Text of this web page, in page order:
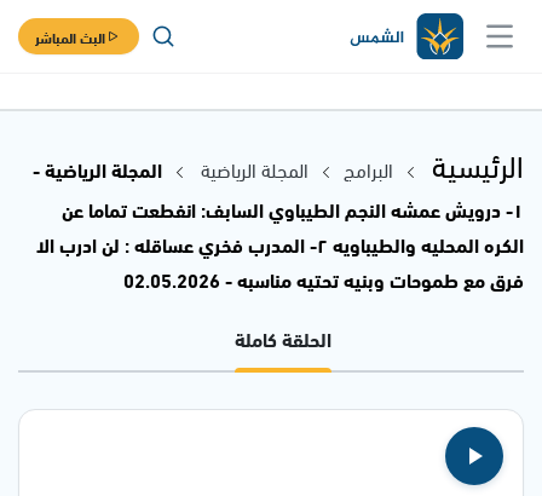
البث المباشر
الرئيسية البرامج المجلة الرياضية
المجلة الرياضية -
١- درويش عمشه النجم الطيباوي السابف: انفطعت تماما عن
الكره المحليه والطيباويه ٢- المدرب فخري عساقله : لن ادرب الا
فرق مع طموحات وبنيه تحتيه مناسبه - 02.05.2026
الحلقة كاملة